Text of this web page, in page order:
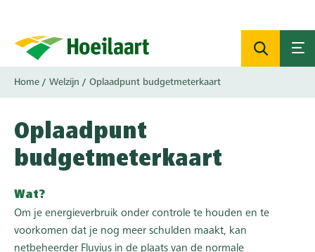
naar
inhoud
gaan
Kruimelpad
Home Welzijn Oplaadpunt budgetmeterkaart
Oplaadpunt
budgetmeterkaart
Wat?
Om je energieverbruik onder controle te houden en te
voorkomen dat je nog meer schulden maakt, kan
netbeheerder Fluvius in de plaats van de normale